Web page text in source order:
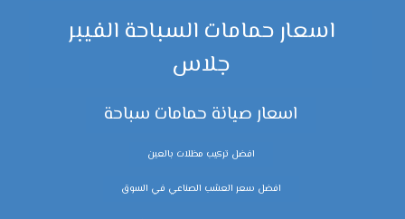
اسعار حمامات السباحة الفيبر
جلاس
اسعار صيانة حمامات سباحة
افضل تركيب مظلات بالعين
افضل سعر العشب الصناعي في السوق